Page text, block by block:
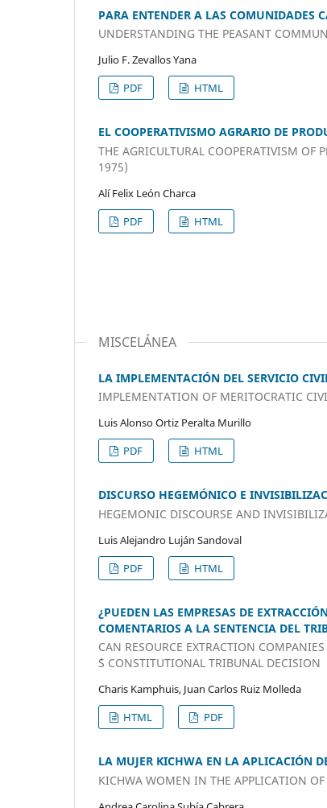
PARA ENTENDER A LAS COMUNIDADES
UNDERSTANDING THE PEASANT
Julio F. Zevallos Yana
PDF
HTML
EL COOPERATIVISMO AGRARIO DE
THE AGRICULTURAL COOPERATIVISM OF
1975)
Alí Felix León Charca
PDF
HTML
MISCELÁNEA
LA IMPLEMENTACIÓN DEL SERVICIO
IMPLEMENTATION OF MERITOCRATIC
Luis Alonso Ortiz Peralta Murillo
PDF
HTML
DISCURSO HEGEMÓNICO E
HEGEMONIC DISCOURSE AND
Luis Alejandro Luján Sandoval
PDF
HTML
¿PUEDEN LAS EMPRESAS DE
COMENTARIOS A LA SENTENCIA DEL
CAN RESOURCE EXTRACTION
´S CONSTITUTIONAL TRIBUNAL DECISION
Charis Kamphuis, Juan Carlos Ruiz Molleda
HTML
PDF
LA MUJER KICHWA EN LA APLICACIÓN
KICHWA WOMEN IN THE APPLICATION